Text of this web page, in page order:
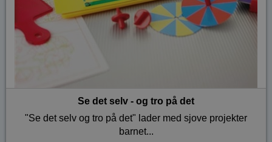
Se det selv - og tro på det
"Se det selv og tro på det" lader med sjove projekter
barnet...